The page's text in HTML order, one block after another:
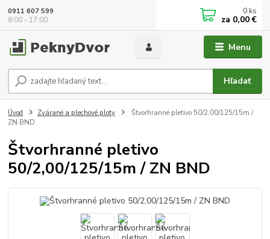
Menu
Hľadať
0911 607 599
8:00 - 17:00
0 ks
za 0,00 €
Úvod Zvárané a plechové ploty
Štvorhranné pletivo 50/2,00/125/15m /
ZN BND
Štvorhranné pletivo
50/2,00/125/15m / ZN BND